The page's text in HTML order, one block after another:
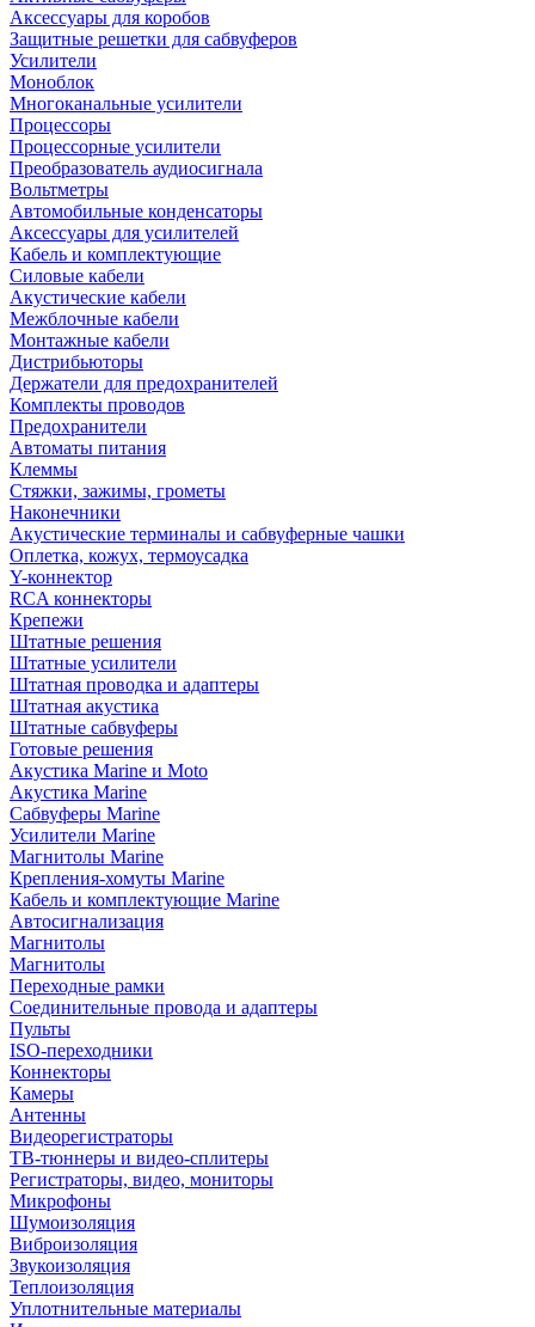
Аксессуары для коробов
Защитные решетки для сабвуферов
Усилители
Моноблок
Многоканальные усилители
Процессоры
Процессорные усилители
Преобразователь аудиосигнала
Вольтметры
Автомобильные конденсаторы
Аксессуары для усилителей
Кабель и комплектующие
Силовые кабели
Акустические кабели
Межблочные кабели
Монтажные кабели
Дистрибьюторы
Держатели для предохранителей
Комплекты проводов
Предохранители
Автоматы питания
Клеммы
Стяжки, зажимы, грометы
Наконечники
Акустические терминалы и сабвуферные чашки
Оплетка, кожух, термоусадка
Y-коннектор
RCA коннекторы
Крепежи
Штатные решения
Штатные усилители
Штатная проводка и адаптеры
Штатная акустика
Штатные сабвуферы
Готовые решения
Акустика Marine и Moto
Акустика Marine
Сабвуферы Marine
Усилители Marine
Магнитолы Marine
Крепления-хомуты Marine
Кабель и комплектующие Marine
Автосигнализация
Магнитолы
Магнитолы
Переходные рамки
Соединительные провода и адаптеры
Пульты
ISO-переходники
Коннекторы
Камеры
Антенны
Видеорегистраторы
ТВ-тюннеры и видео-сплитеры
Регистраторы, видео, мониторы
Микрофоны
Шумоизоляция
Виброизоляция
Звукоизоляция
Теплоизоляция
Уплотнительные материалы